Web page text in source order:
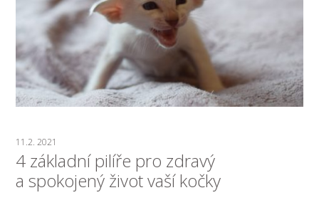
11.2. 2021
4 základní pilíře pro zdravý
a spokojený život vaší kočky